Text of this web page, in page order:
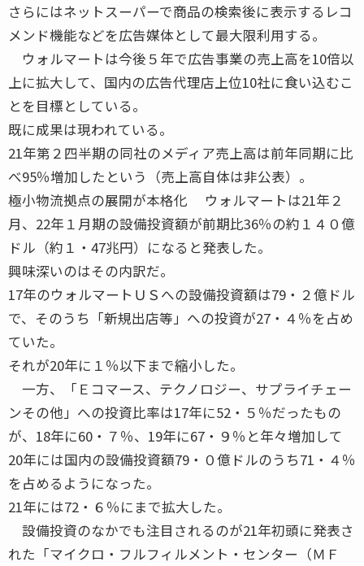
さらにはネットスーパーで商品の検索後に表示するレコ
メンド機能などを広告媒体として最大限利用する。
ウォルマートは今後５年で広告事業の売上高を10倍以
上に拡大して、国内の広告代理店上位10社に食い込むこ
とを目標としている。
既に成果は現われている。
21年第２四半期の同社のメディア売上高は前年同期に比
べ95％増加したという（売上高自体は非公表）。
極小物流拠点の展開が本格化 ウォルマートは21年２
月、22年１月期の設備投資額が前期比36％の約１４０億
ドル（約１・47兆円）になると発表した。
興味深いのはその内訳だ。
17年のウォルマートＵＳへの設備投資額は79・２億ドル
で、そのうち「新規出店等」への投資が27・４％を占め
ていた。
それが20年に１％以下まで縮小した。
一方、「Ｅコマース、テクノロジー、サプライチェー
ンその他」への投資比率は17年に52・５％だったもの
が、18年に60・７％、19年に67・９％と年々増加して
20年には国内の設備投資額79・０億ドルのうち71・４％
を占めるようになった。
21年には72・６％にまで拡大した。
設備投資のなかでも注目されるのが21年初頭に発表さ
れた「マイクロ・フルフィルメント・センター（ＭＦ